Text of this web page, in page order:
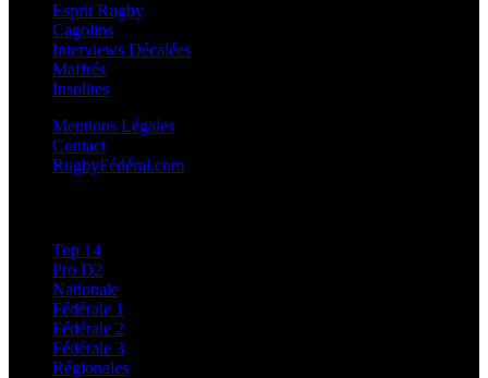
Esprit Rugby
Cagolins
Interviews Décalées
Maffrés
Insolites
Mentions Légales
Contact
RugbyFédéral.com
Top 14
Pro D2
Nationale
Fédérale 1
Fédérale 2
Fédérale 3
Régionales